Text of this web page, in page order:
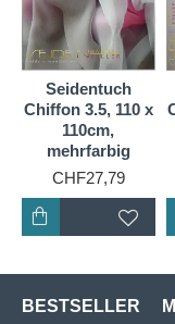
Farben erstrahlt
Es ist wirklich
Und wissen Sie
Man kann ein
Hand oder in
haben, dass es
Das ist einfach
Nerven.
Seidentuch
Chiffon 3.5, 110 x
110cm,
mehrfarbig
CHF27,79
BESTSELLER